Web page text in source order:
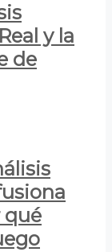
y la
de
qué